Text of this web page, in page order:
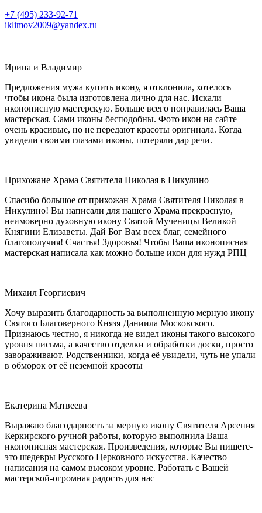
+7 (495) 233-92-71
iklimov2009@yandex.ru
Ирина и Владимир
Предложения мужа купить икону, я отклонила, хотелось
чтобы икона была изготовлена лично для нас. Искали
иконописную мастерскую. Больше всего понравилась Ваша
мастерская. Сами иконы бесподобны. Фото икон на сайте
очень красивые, но не передают красоты оригинала. Когда
увидели своими глазами иконы, потеряли дар речи.
Прихожане Храма Святителя Николая в Никулино
Спасибо большое от прихожан Храма Святителя Николая в
Никулино! Вы написали для нашего Храма прекрасную,
неимоверно духовную икону Святой Мученицы Великой
Княгини Елизаветы. Дай Бог Вам всех благ, семейного
благополучия! Счастья! Здоровья! Чтобы Ваша иконописная
мастерская написала как можно больше икон для нужд РПЦ
Михаил Георгиевич
Хочу выразить благодарность за выполненную мерную икону
Святого Благоверного Князя Даниила Московского.
Признаюсь честно, я никогда не видел иконы такого высокого
уровня письма, а качество отделки и обработки доски, просто
завораживают. Родственники, когда её увидели, чуть не упали
в обморок от её неземной красоты
Екатерина Матвеева
Выражаю благодарность за мерную икону Святителя Арсения
Керкирского ручной работы, которую выполнила Ваша
иконописная мастерская. Произведения, которые Вы пишете-
это шедевры Русского Церковного искусства. Качество
написания на самом высоком уровне. Работать с Вашей
мастерской-огромная радость для нас